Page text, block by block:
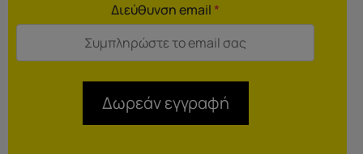
Διεύθυνση email*
Δωρεάν εγγραφή